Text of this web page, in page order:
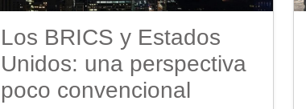
Los BRICS y Estados
Unidos: una perspectiva
poco convencional